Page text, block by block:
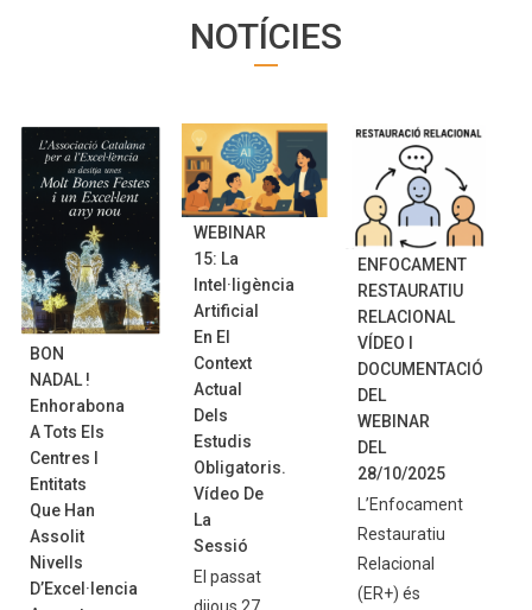
NOTÍCIES
BON
NADAL !
Enhorabona
A Tots Els
Centres I
Entitats
Que Han
Assolit
Nivells
D’Excel·lencia
WEBINAR
15: La
Intel·ligència
Artificial
En El
Context
Actual
Dels
Estudis
Obligatoris.
Vídeo De
La
Sessió
El passat
ENFOCAMENT
RESTAURATIU
RELACIONAL
VÍDEO I
DOCUMENTACIÓ
DEL
WEBINAR
DEL
28/10/2025
L’Enfocament
Restauratiu
Relacional
(ER+) és